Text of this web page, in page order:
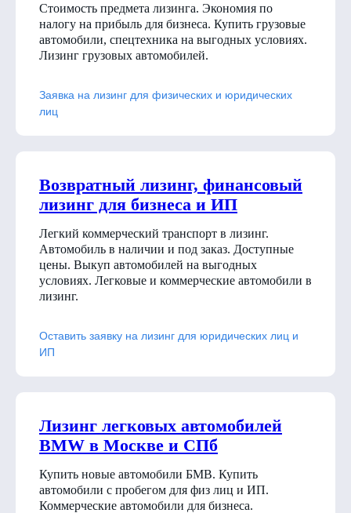
Стоимость предмета лизинга. Экономия по
налогу на прибыль для бизнеса. Купить грузовые
автомобили, спецтехника на выгодных условиях.
Лизинг грузовых автомобилей.
Заявка на лизинг для физических и юридических
лиц
Возвратный лизинг, финансовый
лизинг для бизнеса и ИП
Легкий коммерческий транспорт в лизинг.
Автомобиль в наличии и под заказ. Доступные
цены. Выкуп автомобилей на выгодных
условиях. Легковые и коммерческие автомобили в
лизинг.
Оставить заявку на лизинг для юридических лиц и
ИП
Лизинг легковых автомобилей
BMW в Москве и СПб
Купить новые автомобили БМВ. Купить
автомобили с пробегом для физ лиц и ИП.
Коммерческие автомобили для бизнеса.